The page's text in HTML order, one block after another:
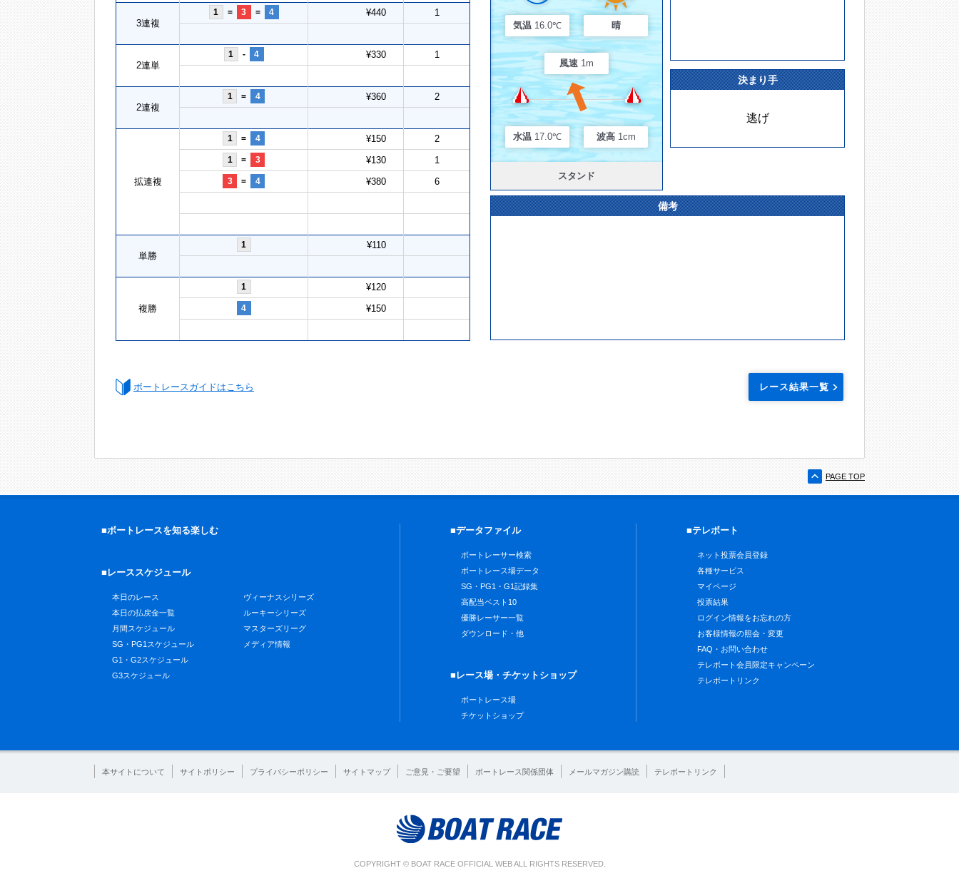
3連複
1 = 3 = 4 ¥440 1
2連単
1 - 4 ¥330 1
2連複
1 = 4 ¥360 2
拡連複
1 = 4 ¥150 2
1 = 3 ¥130 1
3 = 4 ¥380 6
単勝
1 ¥110
複勝
1 ¥120
4 ¥150
気温 16.0℃ 晴
風速 1m
水温 17.0℃ 波高 1cm
スタンド
決まり手
逃げ
備考
ボートレースガイドはこちら レース結果一覧
PAGE TOP
■ボートレースを知る楽しむ
■レーススケジュール
本日のレース
本日の払戻金一覧
月間スケジュール
SG・PG1スケジュール
G1・G2スケジュール
G3スケジュール
ヴィーナスシリーズ
ルーキーシリーズ
マスターズリーグ
メディア情報
■データファイル
ボートレーサー検索
ボートレース場データ
SG・PG1・G1記録集
高配当ベスト10
優勝レーサー一覧
ダウンロード・他
■レース場・チケットショップ
ボートレース場
チケットショップ
■テレボート
ネット投票会員登録
各種サービス
マイページ
投票結果
ログイン情報をお忘れの方
お客様情報の照会・変更
FAQ・お問い合わせ
テレボート会員限定キャンペーン
テレボートリンク
本サイトについて サイトポリシー プライバシーポリシー サイトマップ ご意見・ご要望 ボートレース関係団体 メールマガジン購読 テレボートリンク
COPYRIGHT © BOAT RACE OFFICIAL WEB ALL RIGHTS RESERVED.